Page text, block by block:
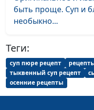
быть проще. Суп и
необыкно...
Теги:
суп пюре рецепт
тыквенный суп рецепт
осенние рецепты